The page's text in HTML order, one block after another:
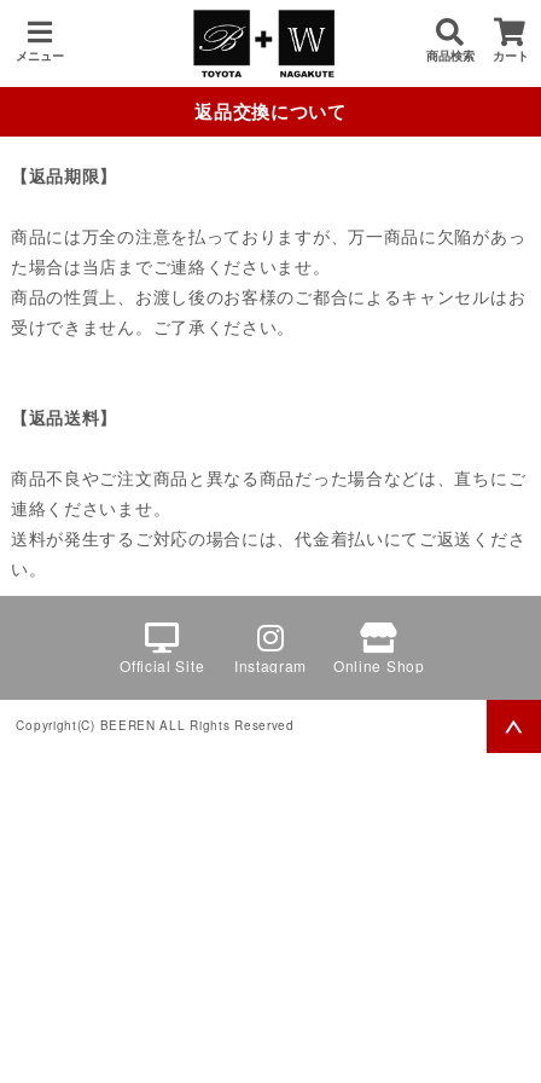
メニュー 商品検索 カート
返品交換について
【返品期限】
商品には万全の注意を払っておりますが、万一商品に欠陥があっ
た場合は当店までご連絡くださいませ。
商品の性質上、お渡し後のお客様のご都合によるキャンセルはお
受けできません。ご了承ください。
【返品送料】
商品不良やご注文商品と異なる商品だった場合などは、直ちにご
連絡くださいませ。
送料が発生するご対応の場合には、代金着払いにてご返送くださ
い。
Official Site Instagram Online Shop
Copyright(C) BEEREN ALL Rights Reserved